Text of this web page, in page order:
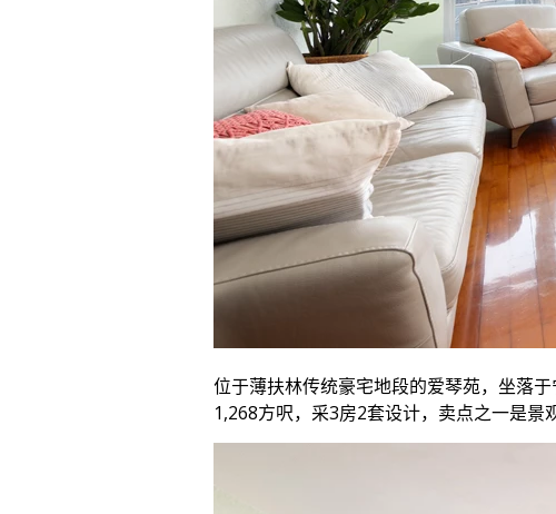
位于薄扶林传统豪宅地段的爱琴苑，坐落
1,268方呎，采3房2套设计，卖点之一是景